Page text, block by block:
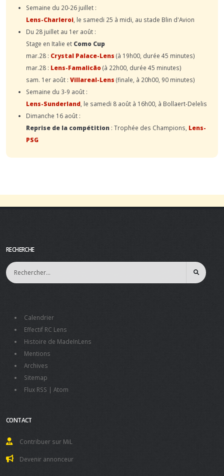
Semaine du 20-26 juillet :
Lens-Charleroi , le samedi 25 à midi, au stade Blin d'Avion
Du 28 juillet au 1er août :
Stage en Italie et Como Cup
mar.28 : Crystal Palace-Lens (à 19h00, durée 45 minutes)
mar.28 : Lens-Famalicão(à 22h00, durée 45 minutes)
sam. 1er août : Villareal-Lens (finale, à 20h00, 90 minutes)
Semaine du 3-9 août :
Lens-Sunderland , le samedi 8 août à 16h00, à Bollaert-Delelis
Dimanche 16 août :
Reprise de la compétition : Trophée des Champions, Lens-
PSG
RECHERCHE
Calendrier
Effectif RC Lens
Histoire de MadeInLens
Mentions
Archives
Sitemap
Flux RSS | Atom
CONTACT
Contribuer sur MiL
Devenir annonceur